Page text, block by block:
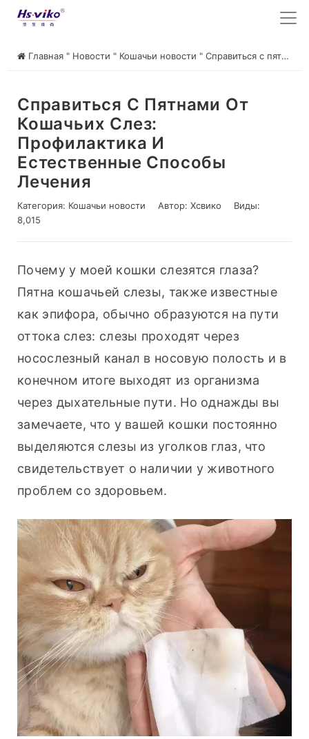
Главная " Новости " Кошачьи новости " Справиться с пятнами от кошачьих слез: Профилактика и естественные способы лечения
Справиться С Пятнами От
Кошачьих Слез:
Профилактика И
Естественные Способы
Лечения
Категория: Кошачьи новости Автор: Хсвико
Виды:
8,015
Почему у моей кошки слезятся глаза?
Пятна кошачьей слезы, также известные
как эпифора, обычно образуются на пути
оттока слез: слезы проходят через
носослезный канал в носовую полость и в
конечном итоге выходят из организма
через дыхательные пути. Но однажды вы
замечаете, что у вашей кошки постоянно
выделяются слезы из уголков глаз, что
свидетельствует о наличии у животного
проблем со здоровьем.